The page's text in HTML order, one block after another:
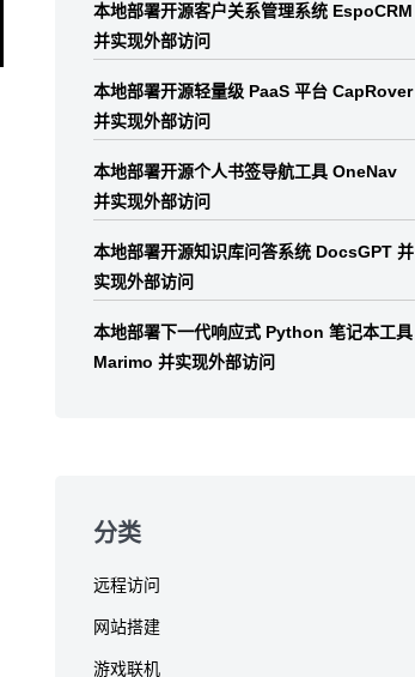
本地部署开源客户关系管理系统 EspoCRM
并实现外部访问
本地部署开源轻量级 PaaS 平台 CapRover
并实现外部访问
本地部署开源个人书签导航工具 OneNav
并实现外部访问
本地部署开源知识库问答系统 DocsGPT 并
实现外部访问
本地部署下一代响应式 Python 笔记本工具
Marimo 并实现外部访问
分类
远程访问
网站搭建
游戏联机